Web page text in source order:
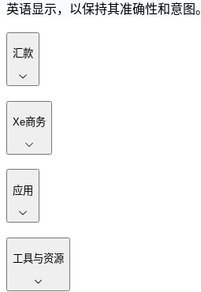
英语显示，以保持其准确性和意图。
汇款
Xe商务
应用
工具与资源